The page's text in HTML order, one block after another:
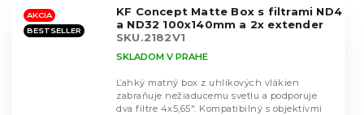
hviezdičiek.
AKCIA
BESTSELLER
KF Concept Matte Box s filtrami ND4
a ND32 100x140mm a 2x extender
SKU.2182V1
SKLADOM V PRAHE
Ľahký matný box z uhlíkových vlákien
zabraňuje nežiaducemu svetlu a podporuje
dva filtre 4x5,65". Kompatibilný s objektívmi